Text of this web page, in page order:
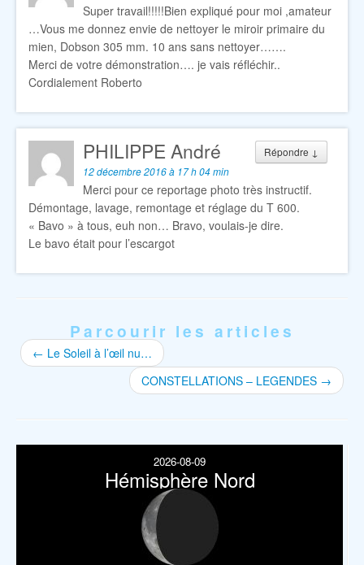
Super travail!!!!!Bien expliqué pour moi ,amateur
…Vous me donnez envie de nettoyer le miroir primaire du
mien, Dobson 305 mm. 10 ans sans nettoyer…….
Merci de votre démonstration…. je vais réfléchir..
Cordialement Roberto
Répondre ↓
PHILIPPE André
12 décembre 2016 à 17 h 04 min
Merci pour ce reportage photo très instructif.
Démontage, lavage, remontage et réglage du T 600.
« Bavo » à tous, euh non… Bravo, voulais-je dire.
Le bavo était pour l’escargot
Parcourir les articles
← Le Soleil à l’œil nu…
CONSTELLATIONS – LEGENDES →
2026-08-09
Hémisphère Nord